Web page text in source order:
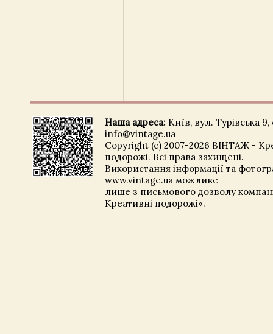
Наша адреса: Київ, вул. Турівська 9,
info@vintage.ua
Copyright (c) 2007-2026 ВІНТАЖ -
подорожі. Всі права захищені.
Використання інформації та
www.vintage.ua можливе
лише з письмового дозволу
Креативні подорожі».